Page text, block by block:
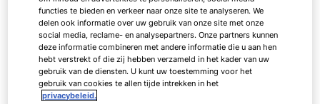
Op zondag 22 mei stonden 7 medewerkers van
het WOLF team uit Nederland aan de start van
een sportief landelijk evenement: Zeven voor
Leven. De opdracht: 7 rondes fietsen van elk 20
km en 300 hoogtemeters.
functies te bieden en verkeer naar onze site te analyseren. We
delen ook informatie over uw gebruik van onze site met onze
social media, reclame- en analysepartners. Onze partners kunnen
deze informatie combineren met andere informatie die u aan hen
hebt verstrekt of die zij hebben verzameld in het kader van uw
gebruik van de diensten. U kunt uw toestemming voor het
gebruik van cookies te allen tijde intrekken in het
privacybeleid.